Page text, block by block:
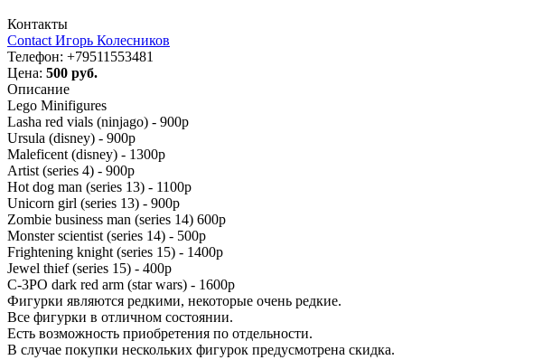
Контакты
Contact Игорь Колесников
Телефон: +79511553481
Цена: 500 руб.
Описание
Lego Minifigures
Lasha red vials (ninjago) - 900р
Ursula (disney) - 900р
Maleficent (disney) - 1300р
Artist (series 4) - 900р
Hot dog man (series 13) - 1100р
Unicorn girl (series 13) - 900р
Zombie business man (series 14) 600р
Monster scientist (series 14) - 500р
Frightening knight (series 15) - 1400р
Jewel thief (series 15) - 400р
C-3PO dark red arm (star wars) - 1600р
Фигурки являются редкими, некоторые очень редкие.
Все фигурки в отличном состоянии.
Есть возможность приобретения по отдельности.
В случае покупки нескольких фигурок предусмотрена скидка.